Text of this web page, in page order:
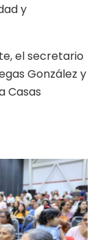
y
el secretario
González y
Casas